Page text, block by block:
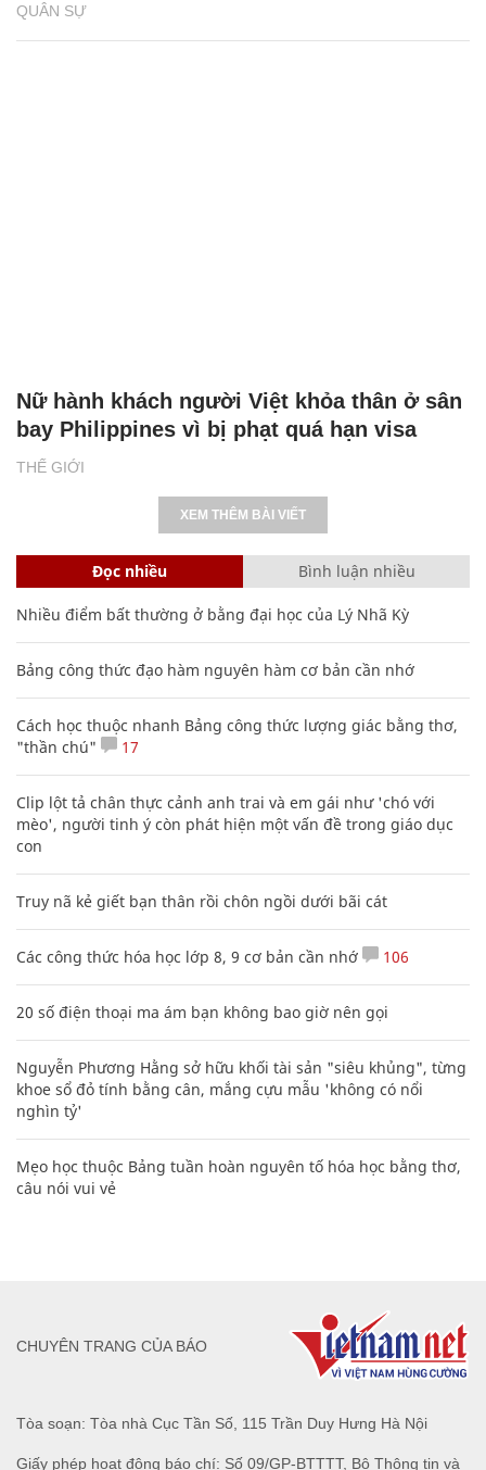
QUÂN SỰ
THẾ GIỚI
Nữ hành khách người Việt khỏa thân ở sân
bay Philippines vì bị phạt quá hạn visa
XEM THÊM BÀI VIẾT
Đọc nhiều Bình luận nhiều
Nhiều điểm bất thường ở bằng đại học của Lý Nhã Kỳ
Bảng công thức đạo hàm nguyên hàm cơ bản cần nhớ
Cách học thuộc nhanh Bảng công thức lượng giác bằng thơ,
"thần chú"
17
Clip lột tả chân thực cảnh anh trai và em gái như 'chó với
mèo', người tinh ý còn phát hiện một vấn đề trong giáo dục
con
Truy nã kẻ giết bạn thân rồi chôn ngồi dưới bãi cát
Các công thức hóa học lớp 8, 9 cơ bản cần nhớ 106
20 số điện thoại ma ám bạn không bao giờ nên gọi
Nguyễn Phương Hằng sở hữu khối tài sản "siêu khủng", từng
khoe sổ đỏ tính bằng cân, mắng cựu mẫu 'không có nổi
nghìn tỷ'
Mẹo học thuộc Bảng tuần hoàn nguyên tố hóa học bằng thơ,
câu nói vui vẻ
Tòa soạn: Tòa nhà Cục Tần Số, 115 Trần Duy Hưng Hà Nội
Giấy phép hoạt động báo chí: Số 09/GP-BTTTT, Bộ Thông tin và
CHUYÊN TRANG CỦA BÁO